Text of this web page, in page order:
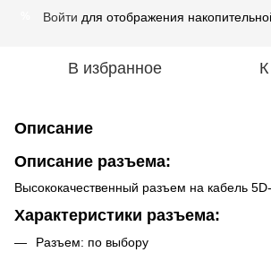
Войти для отображения
В избранное
Описание
Описание разъема:
Высококачественный разъем на кабель
Характеристики разъема:
Разъем: по выбору